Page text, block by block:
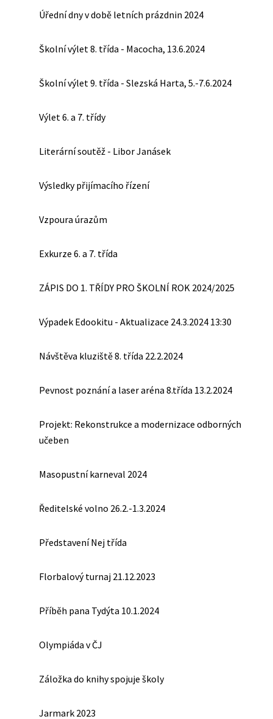
Úřední dny v době letních prázdnin 2024
Školní výlet 8. třída - Macocha, 13.6.2024
Školní výlet 9. třída - Slezská Harta, 5.-7.6.2024
Výlet 6. a 7. třídy
Literární soutěž - Libor Janásek
Výsledky přijímacího řízení
Vzpoura úrazům
Exkurze 6. a 7. třída
ZÁPIS DO 1. TŘÍDY PRO ŠKOLNÍ ROK 2024/2025
Výpadek Edookitu - Aktualizace 24.3.2024 13:30
Návštěva kluziště 8. třída 22.2.2024
Pevnost poznání a laser aréna 8.třída 13.2.2024
Projekt: Rekonstrukce a modernizace odborných
učeben
Masopustní karneval 2024
Ředitelské volno 26.2.-1.3.2024
Představení Nej třída
Florbalový turnaj 21.12.2023
Příběh pana Tydýta 10.1.2024
Olympiáda v ČJ
Záložka do knihy spojuje školy
Jarmark 2023